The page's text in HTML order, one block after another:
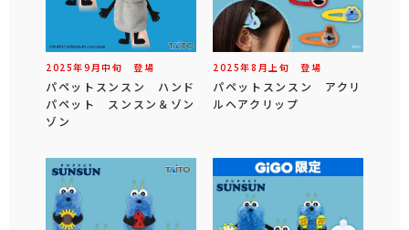
2025年9 月中旬 登場
パペットスンスン ハンド
パペット スンスン＆ゾン
ゾン
2025年8 月 上旬 登場
パペットスンスン アクリ
ルヘアクリップ